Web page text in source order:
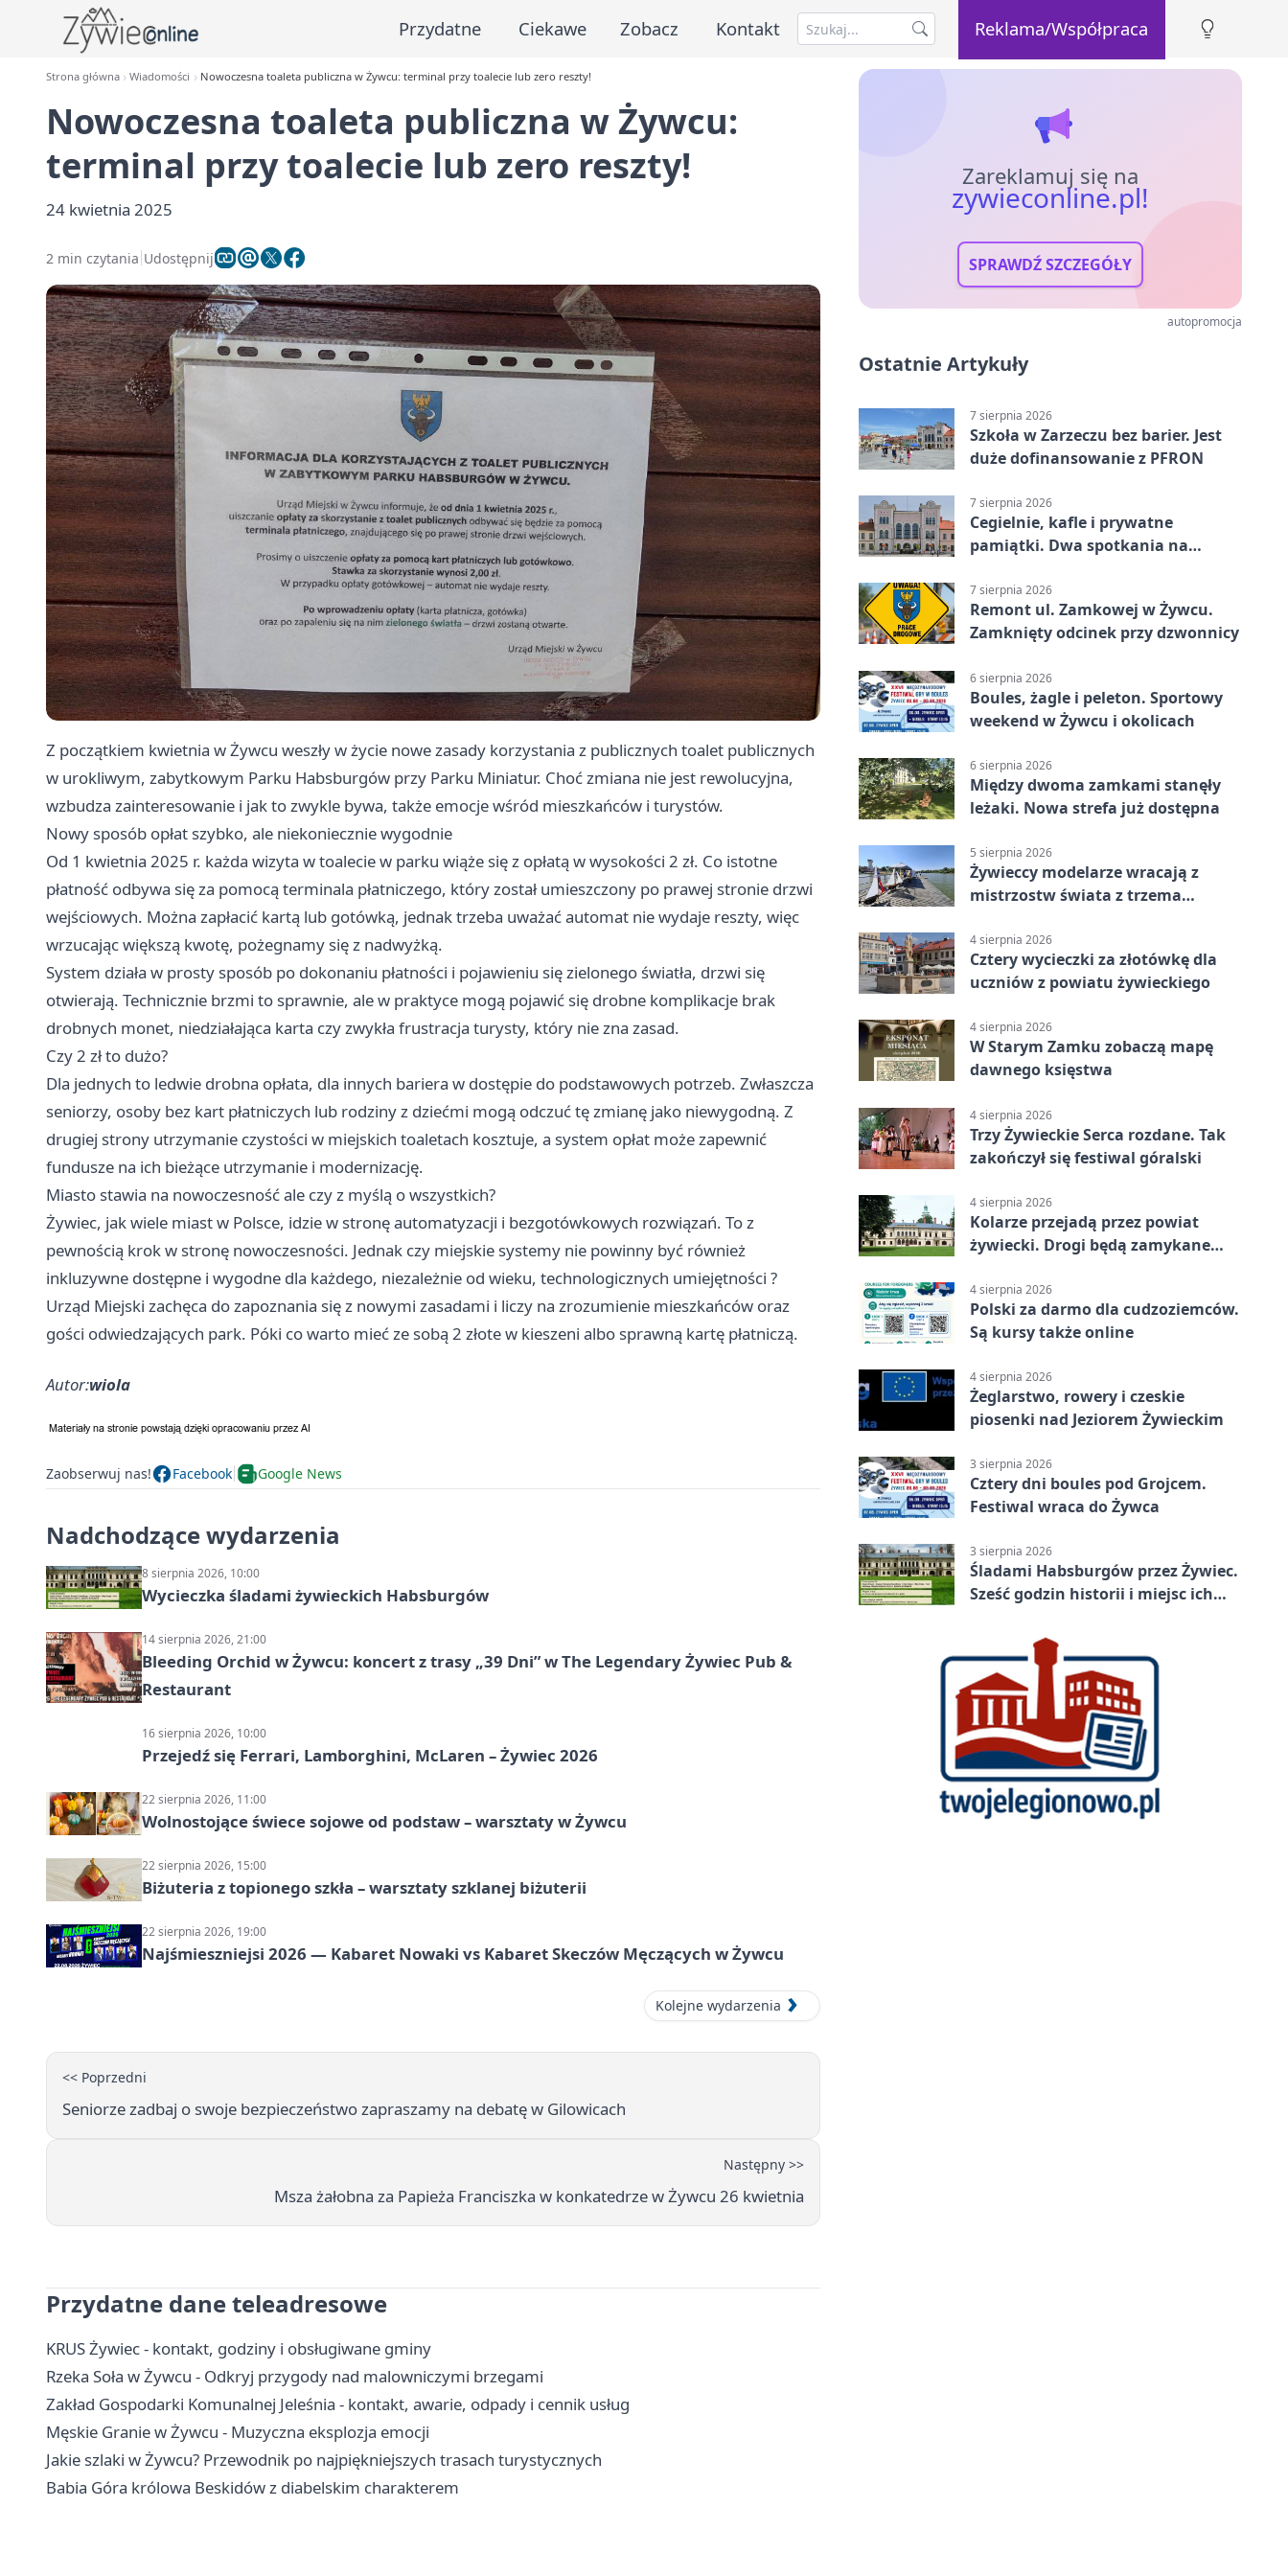
Przydatne Ciekawe Zobacz Kontakt Reklama/Współpraca
Strona główna Wiadomości Nowoczesna toaleta publiczna w Żywcu: terminal przy toalecie lub zero reszty!
Nowoczesna toaleta publiczna w Żywcu:
terminal przy toalecie lub zero reszty!
24 kwietnia 2025
2 min czytania Udostępnij
Z początkiem kwietnia w Żywcu weszły w życie nowe zasady korzystania z publicznych toalet publicznych
w urokliwym, zabytkowym Parku Habsburgów przy Parku Miniatur. Choć zmiana nie jest rewolucyjna,
wzbudza zainteresowanie i jak to zwykle bywa, także emocje wśród mieszkańców i turystów.
Nowy sposób opłat szybko, ale niekoniecznie wygodnie
Od 1 kwietnia 2025 r. każda wizyta w toalecie w parku wiąże się z opłatą w wysokości 2 zł. Co istotne
płatność odbywa się za pomocą terminala płatniczego, który został umieszczony po prawej stronie drzwi
wejściowych. Można zapłacić kartą lub gotówką, jednak trzeba uważać automat nie wydaje reszty, więc
wrzucając większą kwotę, pożegnamy się z nadwyżką.
System działa w prosty sposób po dokonaniu płatności i pojawieniu się zielonego światła, drzwi się
otwierają. Technicznie brzmi to sprawnie, ale w praktyce mogą pojawić się drobne komplikacje brak
drobnych monet, niedziałająca karta czy zwykła frustracja turysty, który nie zna zasad.
Czy 2 zł to dużo?
Dla jednych to ledwie drobna opłata, dla innych bariera w dostępie do podstawowych potrzeb. Zwłaszcza
seniorzy, osoby bez kart płatniczych lub rodziny z dziećmi mogą odczuć tę zmianę jako niewygodną. Z
drugiej strony utrzymanie czystości w miejskich toaletach kosztuje, a system opłat może zapewnić
fundusze na ich bieżące utrzymanie i modernizację.
Miasto stawia na nowoczesność ale czy z myślą o wszystkich?
Żywiec, jak wiele miast w Polsce, idzie w stronę automatyzacji i bezgotówkowych rozwiązań. To z
pewnością krok w stronę nowoczesności. Jednak czy miejskie systemy nie powinny być również
inkluzywne dostępne i wygodne dla każdego, niezależnie od wieku, technologicznych umiejętności ?
Urząd Miejski zachęca do zapoznania się z nowymi zasadami i liczy na zrozumienie mieszkańców oraz
gości odwiedzających park. Póki co warto mieć ze sobą 2 złote w kieszeni albo sprawną kartę płatniczą.
Autor:wiola
Zaobserwuj nas! Facebook Google News
Nadchodzące wydarzenia
8 sierpnia 2026, 10:00
Wycieczka śladami żywieckich Habsburgów
14 sierpnia 2026, 21:00
Bleeding Orchid w Żywcu: koncert z trasy „39 Dni” w The Legendary Żywiec Pub &
Restaurant
16 sierpnia 2026, 10:00
Przejedź się Ferrari, Lamborghini, McLaren – Żywiec 2026
22 sierpnia 2026, 11:00
Wolnostojące świece sojowe od podstaw – warsztaty w Żywcu
22 sierpnia 2026, 15:00
Biżuteria z topionego szkła – warsztaty szklanej biżuterii
22 sierpnia 2026, 19:00
Najśmieszniejsi 2026 — Kabaret Nowaki vs Kabaret Skeczów Męczących w Żywcu
Kolejne wydarzenia
<< Poprzedni
Seniorze zadbaj o swoje bezpieczeństwo zapraszamy na debatę w Gilowicach
Następny >>
Msza żałobna za Papieża Franciszka w konkatedrze w Żywcu 26 kwietnia
Przydatne dane teleadresowe
KRUS Żywiec - kontakt, godziny i obsługiwane gminy
Rzeka Soła w Żywcu - Odkryj przygody nad malowniczymi brzegami
Zakład Gospodarki Komunalnej Jeleśnia - kontakt, awarie, odpady i cennik usług
Męskie Granie w Żywcu - Muzyczna eksplozja emocji
Jakie szlaki w Żywcu? Przewodnik po najpiękniejszych trasach turystycznych
Babia Góra królowa Beskidów z diabelskim charakterem
Zareklamuj się na
zywieconline.pl!
SPRAWDŹ SZCZEGÓŁY
autopromocja
Ostatnie Artykuły
7 sierpnia 2026
Szkoła w Zarzeczu bez barier. Jest
duże dofinansowanie z PFRON
7 sierpnia 2026
Cegielnie, kafle i prywatne
pamiątki. Dwa spotkania na
7 sierpnia 2026
Remont ul. Zamkowej w Żywcu.
Zamknięty odcinek przy dzwonnicy
6 sierpnia 2026
Boules, żagle i peleton. Sportowy
weekend w Żywcu i okolicach
6 sierpnia 2026
Między dwoma zamkami stanęły
leżaki. Nowa strefa już dostępna
5 sierpnia 2026
Żywieccy modelarze wracają z
mistrzostw świata z trzema
4 sierpnia 2026
Cztery wycieczki za złotówkę dla
uczniów z powiatu żywieckiego
4 sierpnia 2026
W Starym Zamku zobaczą mapę
dawnego księstwa
4 sierpnia 2026
Trzy Żywieckie Serca rozdane. Tak
zakończył się festiwal góralski
4 sierpnia 2026
Kolarze przejadą przez powiat
żywiecki. Drogi będą zamykane
4 sierpnia 2026
Polski za darmo dla cudzoziemców.
Są kursy także online
4 sierpnia 2026
Żeglarstwo, rowery i czeskie
piosenki nad Jeziorem Żywieckim
3 sierpnia 2026
Cztery dni boules pod Grojcem.
Festiwal wraca do Żywca
3 sierpnia 2026
Śladami Habsburgów przez Żywiec.
Sześć godzin historii i miejsc ich